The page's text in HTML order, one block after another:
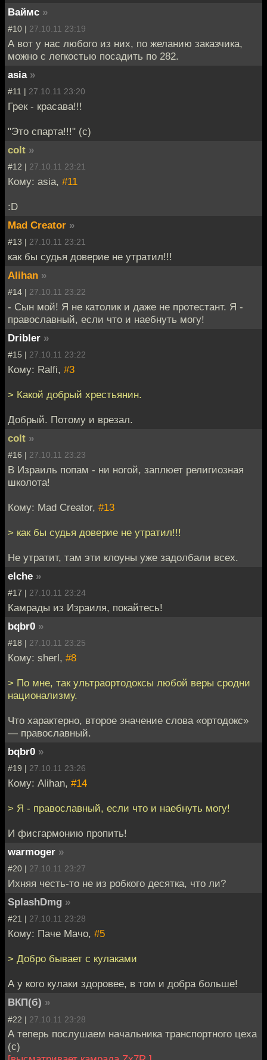
Ваймс »
#10 | 27.10.11 23:19
А вот у нас любого из них, по желанию заказчика,
можно с легкостью посадить по 282.
asia »
#11 | 27.10.11 23:20
Грек - красава!!!
"Это спарта!!!" (с)
colt »
#12 | 27.10.11 23:21
Кому: asia, #11
:D
Mad Creator »
#13 | 27.10.11 23:21
как бы судья доверие не утратил!!!
Alihan »
#14 | 27.10.11 23:22
- Сын мой! Я не католик и даже не протестант. Я -
православный, если что и наебнуть могу!
Dribler »
#15 | 27.10.11 23:22
Кому: Ralfi, #3
> Какой добрый хрестьянин.
Добрый. Потому и врезал.
colt »
#16 | 27.10.11 23:23
В Израиль попам - ни ногой, заплюет религиозная
школота!
Кому: Mad Creator, #13
> как бы судья доверие не утратил!!!
Не утратит, там эти клоуны уже задолбали всех.
elche »
#17 | 27.10.11 23:24
Камрады из Израиля, покайтесь!
bqbr0 »
#18 | 27.10.11 23:25
Кому: sherl, #8
> По мне, так ультраортодоксы любой веры сродни
национализму.
Что характерно, второе значение слова «ортодокс»
— православный.
bqbr0 »
#19 | 27.10.11 23:26
Кому: Alihan, #14
> Я - православный, если что и наебнуть могу!
И фисгармонию пропить!
warmoger »
#20 | 27.10.11 23:27
Ихняя честь-то не из робкого десятка, что ли?
SplashDmg »
#21 | 27.10.11 23:28
Кому: Паче Мачо, #5
> Добро бывает с кулаками
А у кого кулаки здоровее, в том и добра больше!
ВКП(б) »
#22 | 27.10.11 23:28
А теперь послушаем начальника транспортного цеха
(с)